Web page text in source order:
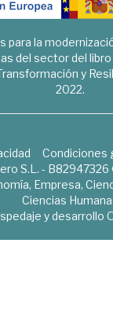
para la
del sector del
y
2022.
Condiciones
S.L. -
Empresa,
Ciencias
y desarrollo